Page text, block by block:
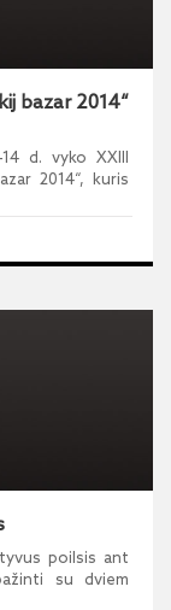
bazar 2014“
d. vyko XXIII
2014“, kuris
poilsis ant
su dviem